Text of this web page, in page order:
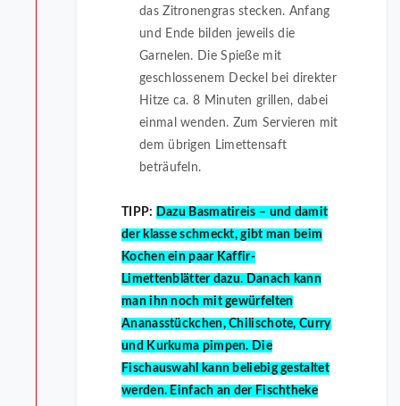
das Zitronengras stecken. Anfang
und Ende bilden jeweils die
Garnelen. Die Spieße mit
geschlossenem Deckel bei direkter
Hitze ca. 8 Minuten grillen, dabei
einmal wenden. Zum Servieren mit
dem übrigen Limettensaft
beträufeln.
TIPP: Dazu Basmatireis – und damit
der klasse schmeckt, gibt man beim
Kochen ein paar Kaffir-
Limettenblätter dazu. Danach kann
man ihn noch mit gewürfelten
Ananasstückchen, Chilischote, Curry
und Kurkuma pimpen. Die
Fischauswahl kann beliebig gestaltet
werden. Einfach an der Fischtheke